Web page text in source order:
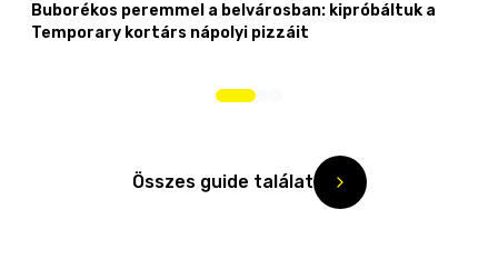
Buborékos peremmel a belvárosban: kipróbáltuk a
Temporary kortárs nápolyi pizzáit
Összes guide találat